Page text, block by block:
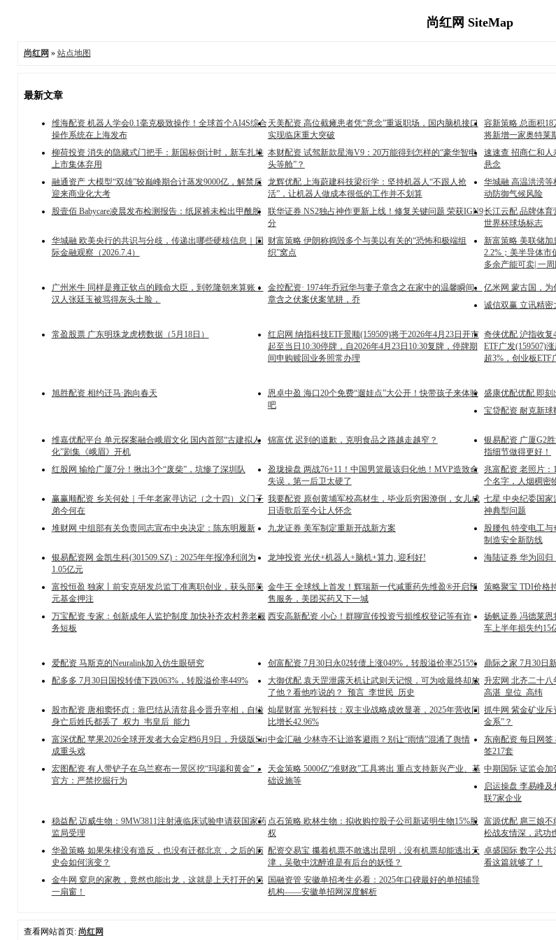
尚红网 SiteMap
尚红网 » 站点地图
最新文章
维海配资 机器人学会0.1毫克极致操作！全球首个AI4S综合
操作系统在上海发布
天美配资 高位截瘫患者凭“意念”重返职场，国内脑机接口
实现临床重大突破
容新策略 总面积
将新增一家奥特莱
柳荷投资 消失的隐藏式门把手：新国标倒计时，新车扎堆
上市集体弃用
本财配资 试驾新款星海V9：20万能得到怎样的“豪华智电
头等舱”？
速速查 招商仁和
悬念
融通资产 大模型“双雄”较巅峰期合计蒸发9000亿，解禁后
迎来商业化大考
龙辉优配 上海蔚建科技梁衍学：坚持机器人“不跟人抢
活”，让机器人做成本很低的工作并不划算
华城融 高温洪涝
动防御气候风险
股壹佰 Babycare凌晨发布检测报告：纸尿裤未检出甲酰胺
联华证券 NS2独占神作更新上线！修复关键问题 荣获IGN9
分
长江云配 品牌体
世界杯球场标志
华城融 欧美央行的共识与分歧，传递出哪些硬核信息｜国
际金融观察（2026.7.4）
财富策略 伊朗称捣毁多个与美以有关的“恐怖和极端组
织”窝点
新富策略 美联储
2.2%；美半导体市
多余产能可卖| 一
广州米牛 同样是雍正钦点的顾命大臣，到乾隆朝来算账：
汉人张廷玉被骂得灰头土脸，
金控配资· 1974年乔冠华与妻子章含之在家中的温馨瞬间。
章含之伏案伏案笔耕，乔
亿米网 蒙古国，为
诚信双赢 立讯精密
常盈股票 广东明珠龙虎榜数据（5月18日）
红启网 纳指科技ETF景顺(159509)将于2026年4月23日开市
起至当日10:30停牌，自2026年4月23日10:30复牌，停牌期
间申购赎回业务照常办理
奇侠优配 沪指收复
ETF广发(159507)
超3%，创业板ETF
旭胜配资 相约迁马·跑向春天
恩卓中盈 海口20个免费“遛娃点”大公开！快带孩子来体验
吧
盛康优配优配 即
宝贷配资 耐克新
维嘉优配平台 单元探案融合峨眉文化 国内首部“古建拟人
化”剧集《峨眉》开机
锦富优 迟到的道歉，克明食品之路越走越窄？
银易配资 广厦G2
指细节做得更好！
红股网 输给广厦7分！揪出3个“废柴”，坑惨了深圳队
盈珑操盘 两战76+11！中国男篮最该归化他！MVP造致命
失误，第一后卫太硬了
兆富配资 老照片：
个名字，人烟稠密
赢赢顺配资 乡关何处｜千年老家寻访记（之十四）义门子
弟今何在
我要配资 原创黄埔军校高材生，毕业后穷困潦倒，女儿成
日语歌后至今让人怀念
七星 中央纪委国
神典型问题
堆财网 中组部有关负责同志宣布中央决定：陈东明履新
九龙证券 美军制定重新开战新方案
股腰包 特变电工
制造安全新防线
银易配资网 金凯生科(301509.SZ)：2025年年报净利润为
1.05亿元
龙坤投资 光伏+机器人+脑机+算力, 迎利好! 海陆证券 华为回归
富投恒盈 独家丨前安克研发总监丁准离职创业，获头部美
元基金押注
金牛王 全球线上首发！辉瑞新一代减重药先维盈®开启预
售服务，美团买药又下一城
策略聚宝 TDI价格
万宝配资 专家：创新成年人监护制度 加快补齐农村养老服
务短板
西安高新配资 小心！群聊宣传投资亏损维权登记等有诈
扬帆证券 冯德莱
车上半年损失约15
爱配资 马斯克的Neuralink加入仿生眼研究
创富配资 7月30日永02转债上涨049%，转股溢价率2515% 鼎际之家 7月30日
配多多 7月30日国投转债下跌063%，转股溢价率449%
大御优配 袁天罡泄露天机让武则天记恨，可为啥最终却放
了他？看他咋说的？_预言_李世民_历史
升宏网 北齐二十八
高湛_皇位_高纬
股市配资 唐相窦怀贞：靠巴结从清贫县令晋升宰相，自缢
身亡后姓氏都丢了_权力_韦皇后_能力
灿星财富 光智科技：双主业战略成效显著，2025年营收同
比增长42.96%
抓牛网 紫金矿业斥
金系”？
富深优配 苹果2026全球开发者大会定档6月9日，升级版Siri
成重头戏
中金汇融 少林寺不让游客避雨？别让“雨情”混淆了舆情
东南配资 每日网签
签217套
宏图配资 有人带铲子在乌兰察布一景区挖“玛瑙和黄金”，
官方：严禁挖掘行为
天金策略 5000亿“准财政”工具将出 重点支持新兴产业、基
础设施等
中期国际 证监会
启运操盘 李易峰
联7家企业
稳益配 迈威生物：9MW3811注射液临床试验申请获国家药
监局受理
点石策略 欧林生物：拟收购控股子公司新诺明生物15%股
权
富源优配 扈三娘
松战友情深，武功
华盈策略 如果朱棣没有造反，也没有迁都北京，之后的历
史会如何演变？
配资交易宝 攥着机票不敢逃出昆明，没有机票却能逃出天
津，吴敬中沈醉谁是有后台的妖怪？
卓盛国际 数字公共
看这篇就够了！
金牛网 窒息的家教，竟然也能出龙，这就是上天打开的另
一扇窗！
国融资管 安徽单招考生必看：2025年口碑最好的单招辅导
机构——安徽单招网深度解析
查看网站首页: 尚红网